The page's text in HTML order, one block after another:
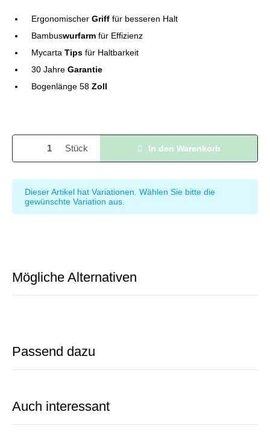
Ergonomischer Griff für besseren Halt
Bambuswurfarm für Effizienz
Mycarta Tips für Haltbarkeit
30 Jahre Garantie
Bogenlänge 58 Zoll
Stück In den Warenkorb
x
Dieser Artikel hat Variationen. Wählen Sie bitte die
gewünschte Variation aus.
Mögliche Alternativen
Passend dazu
Auch interessant